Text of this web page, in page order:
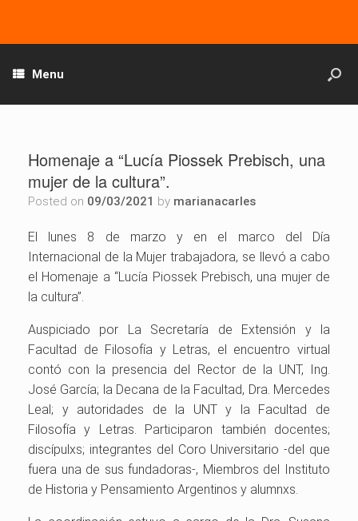
Menu
Homenaje a “Lucía Piossek Prebisch, una
mujer de la cultura”.
Posted on 09/03/2021 by marianacarles
El lunes 8 de marzo y en el marco del Día
Internacional de la Mujer trabajadora, se llevó a cabo
el Homenaje a “Lucía Piossek Prebisch, una mujer de
la cultura”.
Auspiciado por La Secretaría de Extensión y la
Facultad de Filosofía y Letras, el encuentro virtual
contó con la presencia del Rector de la UNT, Ing.
José García; la Decana de la Facultad, Dra. Mercedes
Leal; y autoridades de la UNT y la Facultad de
Filosofía y Letras. Participaron también docentes;
discípulxs; integrantes del Coro Universitario -del que
fuera una de sus fundadoras-, Miembros del Instituto
de Historia y Pensamiento Argentinos y alumnxs.